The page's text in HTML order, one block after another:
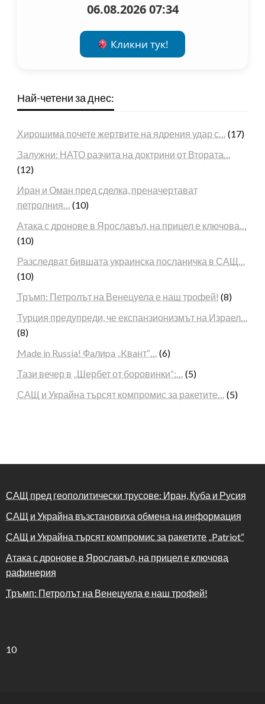
06.08.2026 07:34
Кликни тук!
Най-четени за днес:
Хирошима почете жертвите на ядрения удар с… (17)
Залужни: НАТО разчита на доктрини от Втората…
(12)
Иран и Оман пред сделка, преначертават
петролния… (10)
Атака с дронове в Ярославъл, на прицел е ключова…
(10)
Разследват бившата украинска посланичка в САЩ…
(10)
Тръмп: Петролът на Венецуела е наш трофей! (8)
Турция предупреди, че експанзионизмът на Израел…
(8)
Made in Russia! Фaлиpa „Kвaнт“… (6)
Тази вечер в „Шербет от боровинки“:… (5)
САЩ и Украйна търсят компромис за ракетите… (5)
САЩ пред геополитически трусове: Иран, Куба и Русия
САЩ и Украйна възстановиха обмена на информация
САЩ и Украйна търсят компромис за ракетите „Patriot“
Атака с дронове в Ярославъл, на прицел е ключова
рафинерия
Тръмп: Петролът на Венецуела е наш трофей!
10